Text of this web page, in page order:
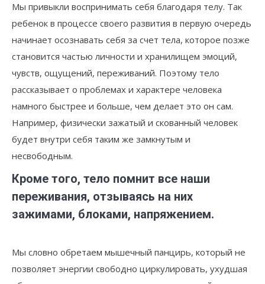
Мы привыкли воспринимать себя благодаря телу. Так
ребенок в процессе своего развития в первую очередь
начинает осознавать себя за счет тела, которое позже
становится частью личности и хранилищем эмоций,
чувств, ощущений, переживаний. Поэтому тело
рассказывает о проблемах и характере человека
намного быстрее и больше, чем делает это он сам.
Например, физически зажатый и скованный человек
будет внутри себя таким же замкнутым и
несвободным.
Кроме того, тело помнит все наши
переживания, отзываясь на них
зажимами, блоками, напряжением.
Мы словно обретаем мышечный панцирь, который не
позволяет энергии свободно циркулировать, ухудшая